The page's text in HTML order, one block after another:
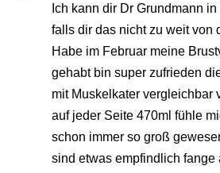
Ich kann dir Dr Grundmann
falls dir das nicht zu weit von
Habe im Februar meine
gehabt bin super zufrieden
mit Muskelkater vergleichbar
auf jeder Seite 470ml fühle
schon immer so groß
sind etwas empfindlich fange